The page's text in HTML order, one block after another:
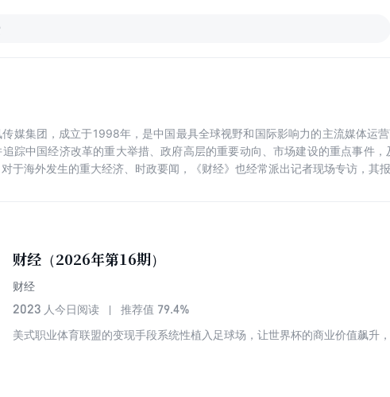
传媒集团，成立于1998年，是中国最具全球视野和国际影响力的主流媒体运
追踪中国经济改革的重大举措、政府高层的重要动向、市场建设的重点事件
于海外发生的重大经济、时政要闻，《财经》也经常派出记者现场专访，其
财经（2026年第16期）
财经
2023 人今日阅读 推荐值 79.4%
美式职业体育联盟的变现手段系统性植入足球场，让世界杯的商业价值飙升